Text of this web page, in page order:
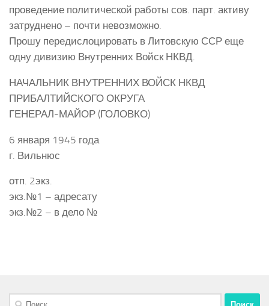
проведение политической работы сов. парт. активу
затруднено – почти невозможно.
Прошу передислоцировать в Литовскую ССР еще
одну дивизию Внутренних Войск НКВД.
НАЧАЛЬНИК ВНУТРЕННИХ ВОЙСК НКВД
ПРИБАЛТИЙСКОГО ОКРУГА
ГЕНЕРАЛ-МАЙОР (ГОЛОВКО)
6 января 1945 года
г. Вильнюс
отп. 2экз.
экз.№1 – адресату
экз.№2 – в дело №
Найти: